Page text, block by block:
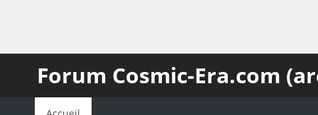
Forum Cosmic-Era.com